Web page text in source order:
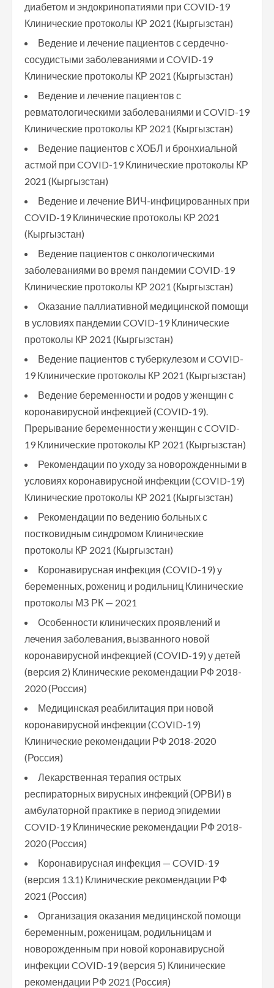
диабетом и эндокринопатиями при COVID-19
Клинические протоколы КР 2021 (Кыргызстан)
Ведение и лечение пациентов с сердечно-
сосудистыми заболеваниями и COVID-19
Клинические протоколы КР 2021 (Кыргызстан)
Ведение и лечение пациентов с
ревматологическими заболеваниями и COVID-19
Клинические протоколы КР 2021 (Кыргызстан)
Ведение пациентов с ХОБЛ и бронхиальной
астмой при COVID-19 Клинические протоколы КР
2021 (Кыргызстан)
Ведение и лечение ВИЧ-инфицированных при
COVID-19 Клинические протоколы КР 2021
(Кыргызстан)
Ведение пациентов с онкологическими
заболеваниями во время пандемии COVID-19
Клинические протоколы КР 2021 (Кыргызстан)
Оказание паллиативной медицинской помощи
в условиях пандемии COVID-19 Клинические
протоколы КР 2021 (Кыргызстан)
Ведение пациентов с туберкулезом и COVID-
19 Клинические протоколы КР 2021 (Кыргызстан)
Ведение беременности и родов у женщин с
коронавирусной инфекцией (COVID-19).
Прерывание беременности у женщин с COVID-
19 Клинические протоколы КР 2021 (Кыргызстан)
Рекомендации по уходу за новорожденными в
условиях коронавирусной инфекции (COVID-19)
Клинические протоколы КР 2021 (Кыргызстан)
Рекомендации по ведению больных с
постковидным синдромом Клинические
протоколы КР 2021 (Кыргызстан)
Коронавирусная инфекция (COVID-19) у
беременных, рожениц и родильниц Клинические
протоколы МЗ РК — 2021
Особенности клинических проявлений и
лечения заболевания, вызванного новой
коронавирусной инфекцией (COVID-19) у детей
(версия 2) Клинические рекомендации РФ 2018-
2020 (Россия)
Медицинская реабилитация при новой
коронавирусной инфекции (COVID-19)
Клинические рекомендации РФ 2018-2020
(Россия)
Лекарственная терапия острых
респираторных вирусных инфекций (ОРВИ) в
амбулаторной практике в период эпидемии
COVID-19 Клинические рекомендации РФ 2018-
2020 (Россия)
Коронавирусная инфекция — COVID-19
(версия 13.1) Клинические рекомендации РФ
2021 (Россия)
Организация оказания медицинской помощи
беременным, роженицам, родильницам и
новорожденным при новой коронавирусной
инфекции COVID-19 (версия 5) Клинические
рекомендации РФ 2021 (Россия)